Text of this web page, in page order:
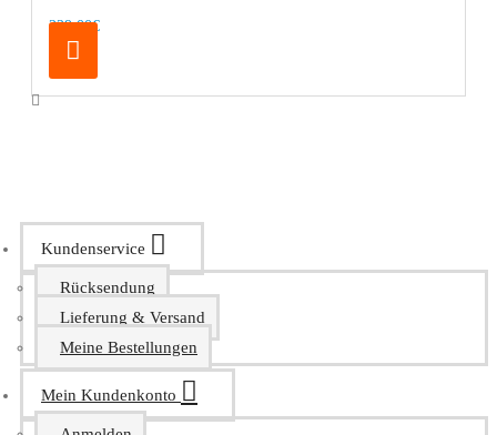
229,00€
Kundenservice
Rücksendung
Lieferung & Versand
Meine Bestellungen
Mein Kundenkonto